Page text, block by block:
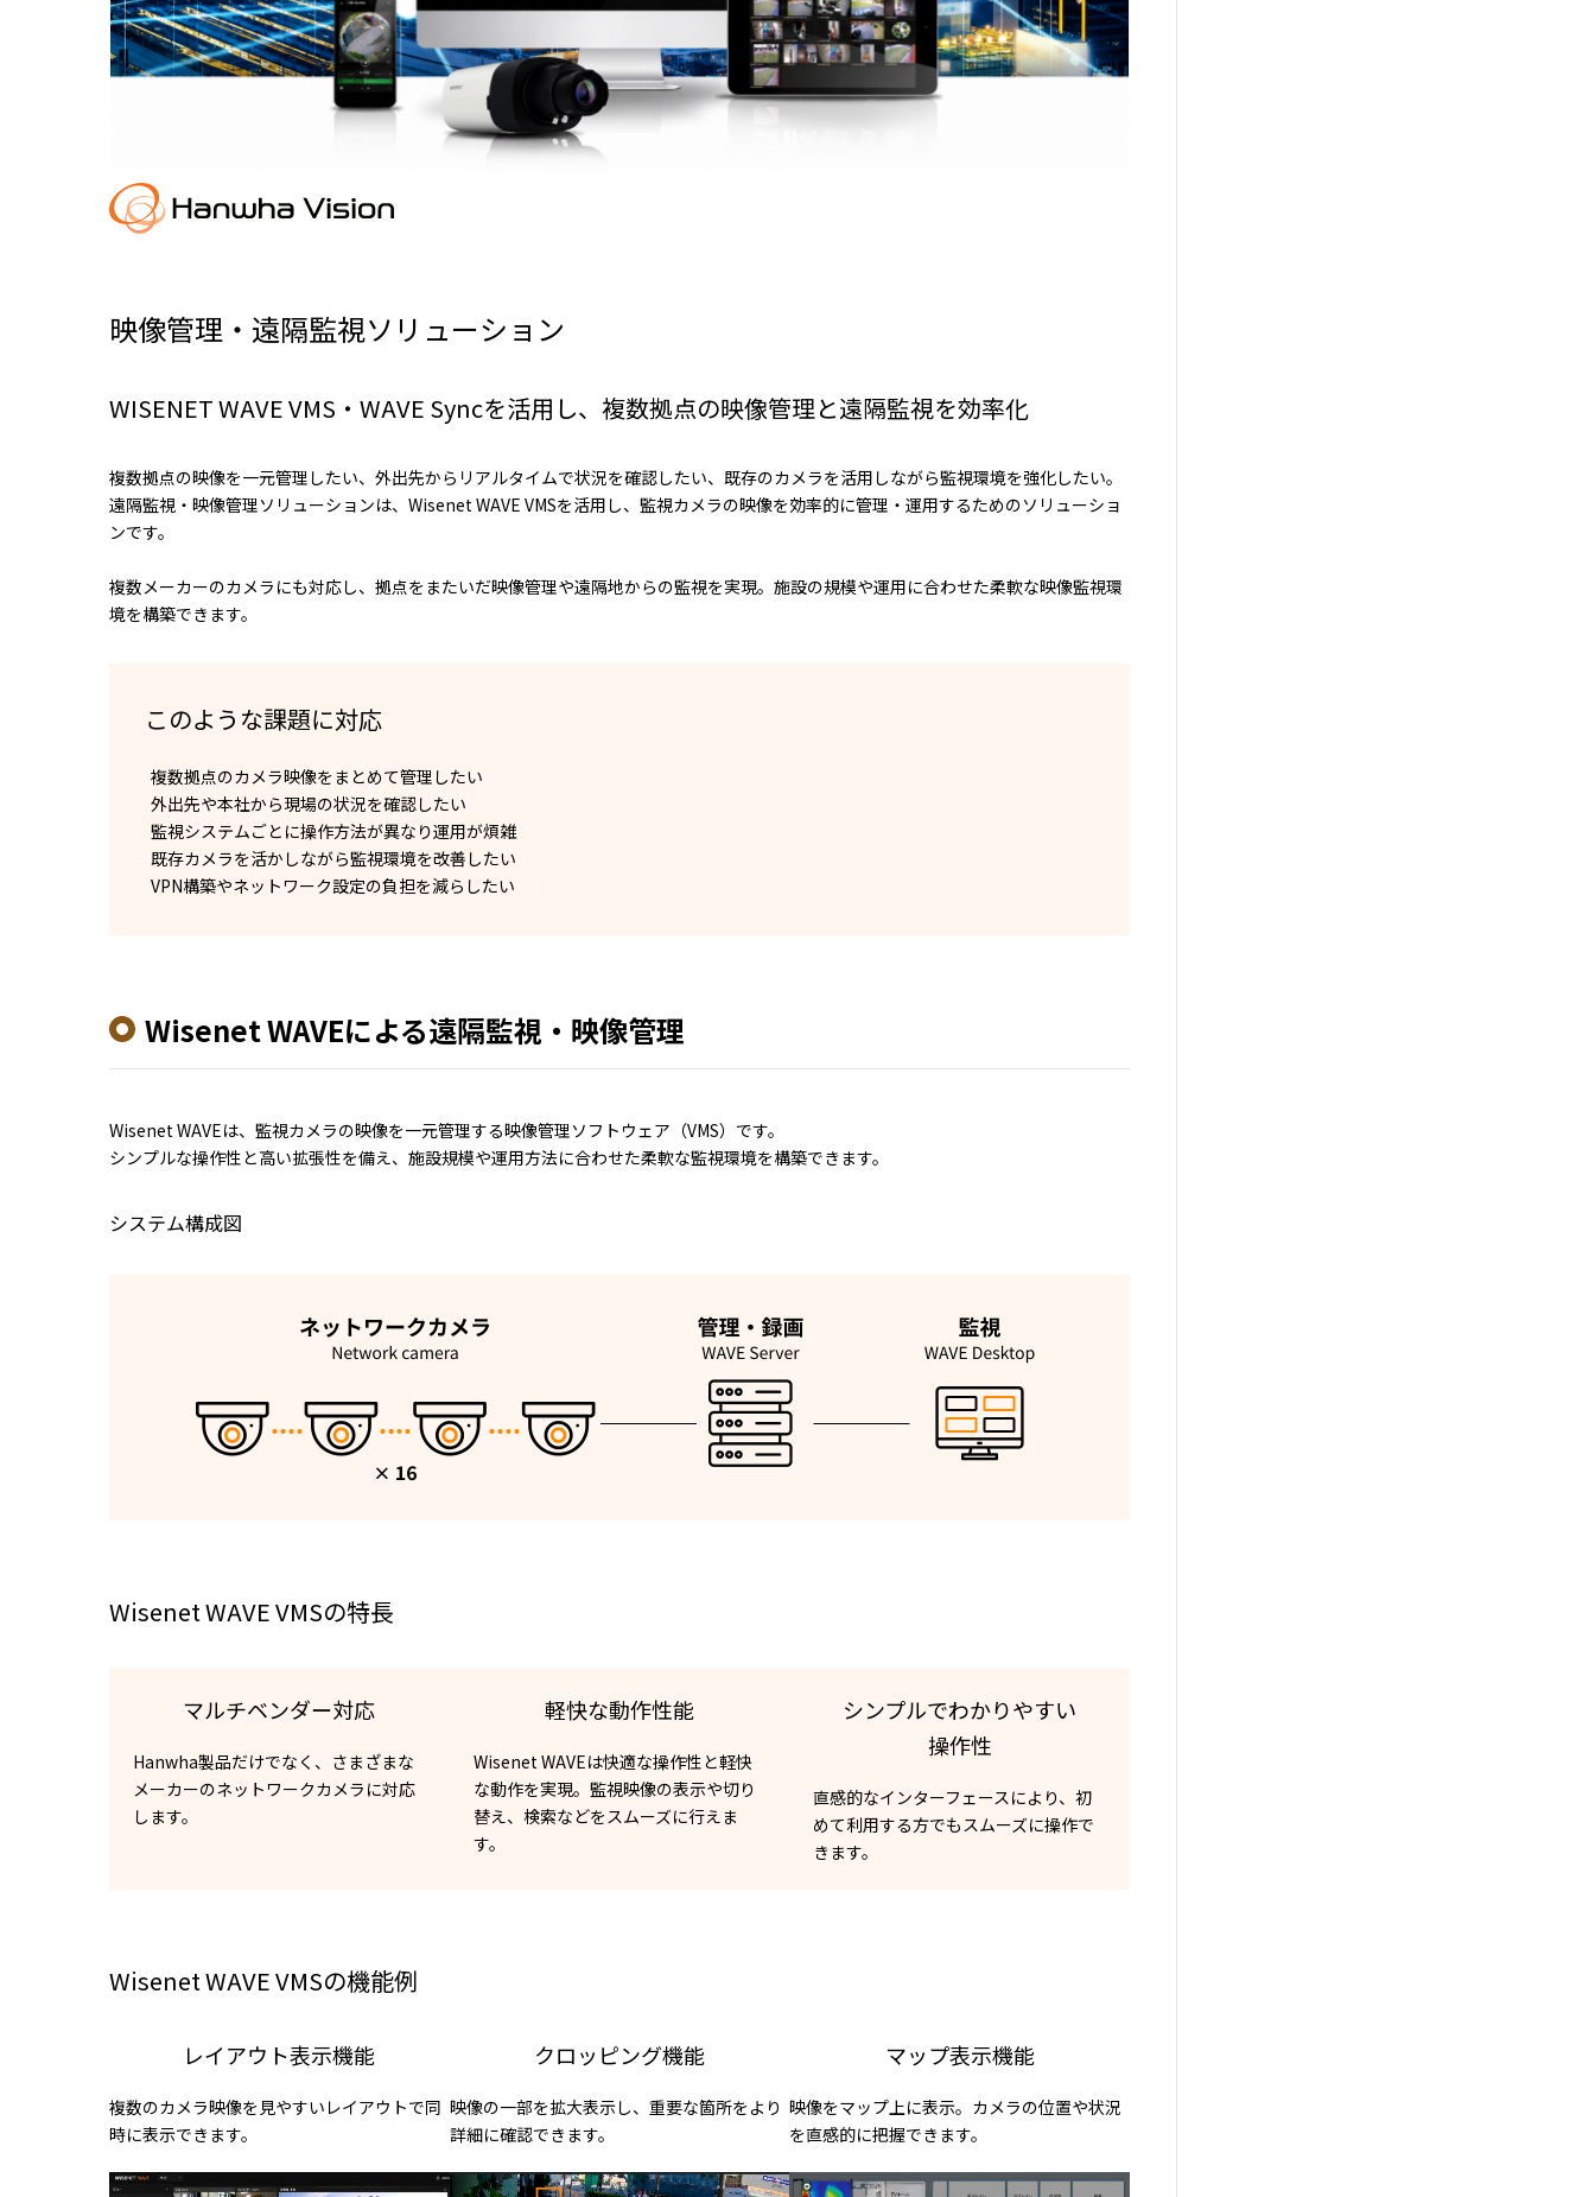
映像管理・遠隔監視ソリューション
WISENET WAVE VMS・WAVE Syncを活用し、複数拠点の映像管理と遠隔監視を効率化
複数拠点の映像を一元管理したい、外出先からリアルタイムで状況を確認したい、既存のカメラを活用しながら監視環境を強化したい。
遠隔監視・映像管理ソリューションは、Wisenet WAVE VMSを活用し、監視カメラの映像を効率的に管理・運用するためのソリューショ
ンです。
複数メーカーのカメラにも対応し、拠点をまたいだ映像管理や遠隔地からの監視を実現。施設の規模や運用に合わせた柔軟な映像監視環
境を構築できます。
このような課題に対応
複数拠点のカメラ映像をまとめて管理したい
外出先や本社から現場の状況を確認したい
監視システムごとに操作方法が異なり運用が煩雑
既存カメラを活かしながら監視環境を改善したい
VPN構築やネットワーク設定の負担を減らしたい
Wisenet WAVEによる遠隔監視・映像管理
Wisenet WAVEは、監視カメラの映像を一元管理する映像管理ソフトウェア（VMS）です。
シンプルな操作性と高い拡張性を備え、施設規模や運用方法に合わせた柔軟な監視環境を構築できます。
システム構成図
Wisenet WAVE VMSの特長
マルチベンダー対応
Hanwha製品だけでなく、さまざまな
メーカーのネットワークカメラに対応
します。
軽快な動作性能
Wisenet WAVEは快適な操作性と軽快
な動作を実現。監視映像の表示や切り
替え、検索などをスムーズに行えま
す。
シンプルでわかりやすい
操作性
直感的なインターフェースにより、初
めて利用する方でもスムーズに操作で
きます。
Wisenet WAVE VMSの機能例
レイアウト表示機能
複数のカメラ映像を見やすいレイアウトで同
時に表示できます。
クロッピング機能
映像の一部を拡大表示し、重要な箇所をより
詳細に確認できます。
マップ表示機能
映像をマップ上に表示。カメラの位置や状況
を直感的に把握できます。